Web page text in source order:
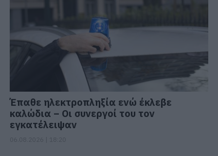
Έπαθε ηλεκτροπληξία ενώ έκλεβε
καλώδια – Οι συνεργοί του τον
εγκατέλειψαν